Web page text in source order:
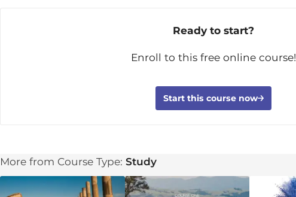
Ready to start?
Enroll to this free online course!
Start this course now
More from Course Type: Study